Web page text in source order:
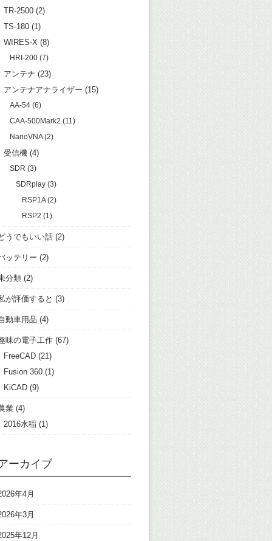
TR-2500 (2)
TS-180 (1)
WIRES-X (8)
HRI-200 (7)
アンテナ (23)
アンテナアナライザー (15)
AA-54 (6)
CAA-500Mark2 (11)
NanoVNA(2)
受信機 (4)
SDR (3)
SDRplay (3)
RSP1A(2)
RSP2 (1)
うでもいい話 (2)
ッテリー (2)
分類 (2)
が評価すると (3)
動車用品 (4)
味の電子工作 (67)
FreeCAD (21)
Fusion 360 (1)
KiCAD (9)
業 (4)
2016水稲 (1)
ーカイブ
年4月
年3月
年12月